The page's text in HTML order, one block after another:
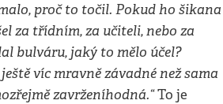
proč to točil. Pokud ho šikana
za třídním, za učiteli, nebo za
bulváru, jaký to mělo účel?
víc mravně závadné než sama
zavrženíhodná.“To je